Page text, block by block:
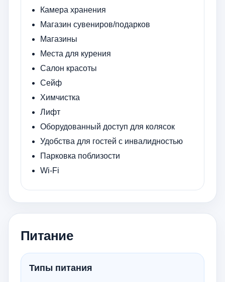
Камера хранения
Магазин сувениров/подарков
Магазины
Места для курения
Салон красоты
Сейф
Химчистка
Лифт
Оборудованный доступ для колясок
Удобства для гостей с инвалидностью
Парковка поблизости
Wi-Fi
Питание
Типы питания